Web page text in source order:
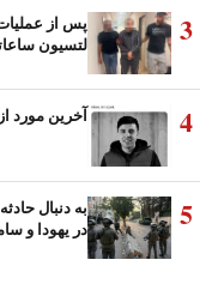
3
پس از
لتسیون
4 آخرین مورد از ۵۲۰۰۰ نفر، به علاوه، معترضان بی‌گناه.
5
به دنبال
در یهودا و